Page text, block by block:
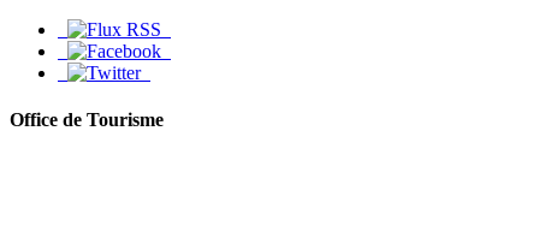
Office de Tourisme